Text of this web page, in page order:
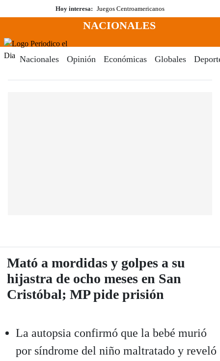
al
Hoy interesa: Juegos Centroamericanos
Menú
NACIONALES
Nacionales Opinión Económicas Globales
Mató a mordidas y golpes a su
hijastra de ocho meses en San
Cristóbal; MP pide prisión
La autopsia confirmó que la bebé murió
por síndrome del niño maltratado y reveló